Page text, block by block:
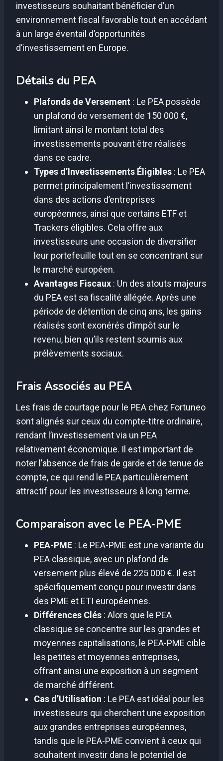
investisseurs souhaitant bénéficier d’un
environnement fiscal favorable tout en accédant
à un large éventail d’opportunités
d’investissement en Europe.
Détails du PEA
Plafonds de Versement : Le PEA possède
un plafond de versement de 150 000 €,
limitant ainsi le montant total des
investissements pouvant être réalisés
dans ce cadre.
Types d’Investissements Éligibles : Le PEA
permet principalement l’investissement
dans des actions d’entreprises
européennes, ainsi que certains ETF et
Trackers éligibles. Cela offre aux
investisseurs une occasion de diversifier
leur portefeuille tout en se concentrant sur
le marché européen.
Avantages Fiscaux : Un des atouts majeurs
du PEA est sa fiscalité allégée. Après une
période de détention de cinq ans, les gains
réalisés sont exonérés d’impôt sur le
revenu, bien qu’ils restent soumis aux
prélèvements sociaux.
Frais Associés au PEA
Les frais de courtage pour le PEA chez Fortuneo
sont alignés sur ceux du compte-titre ordinaire,
rendant l’investissement via un PEA
relativement économique. Il est important de
noter l’absence de frais de garde et de tenue de
compte, ce qui rend le PEA particulièrement
attractif pour les investisseurs à long terme.
Comparaison avec le PEA-PME
PEA-PME : Le PEA-PME est une variante du
PEA classique, avec un plafond de
versement plus élevé de 225 000 €. Il est
spécifiquement conçu pour investir dans
des PME et ETI européennes.
Différences Clés : Alors que le PEA
classique se concentre sur les grandes et
moyennes capitalisations, le PEA-PME cible
les petites et moyennes entreprises,
offrant ainsi une exposition à un segment
de marché différent.
Cas d’Utilisation : Le PEA est idéal pour les
investisseurs qui cherchent une exposition
aux grandes entreprises européennes,
tandis que le PEA-PME convient à ceux qui
souhaitent investir dans le potentiel de